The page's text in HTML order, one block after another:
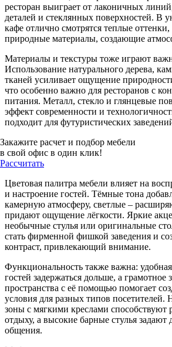
ресторан выиграет от лаконичных
деталей и стеклянных поверхностей. В
кафе отлично смотрятся теплые
природные материалы, создающие
Материалы и текстуры тоже играют
Использование натурального дерева,
тканей усиливает ощущение
что особенно важно для ресторанов с
питания. Металл, стекло и глянцевые
эффект современности и
подходит для футуристических
Закажите расчет и подбор мебели
в свой офис в один клик!
Рассчитать
Цветовая палитра мебели влияет на
и настроение гостей. Тёмные тона
камерную атмосферу, светлые –
придают ощущение лёгкости. Яркие
необычные стулья или оригинальные
стать фирменной фишкой заведения и
контраст, привлекающий внимание.
Функциональность также важна: удобная
гостей задержаться дольше, а грамотное
пространства с её помощью помогает
условия для разных типов
зоны с мягкими креслами способствуют
отдыху, а высокие барные стулья
общения.